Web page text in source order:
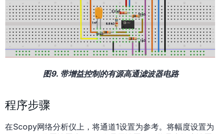
图9. 带增益控制的有源高通滤波器电路
程序步骤
在Scopy网络分析仪上，将通道1设置为参考。将幅度设置为